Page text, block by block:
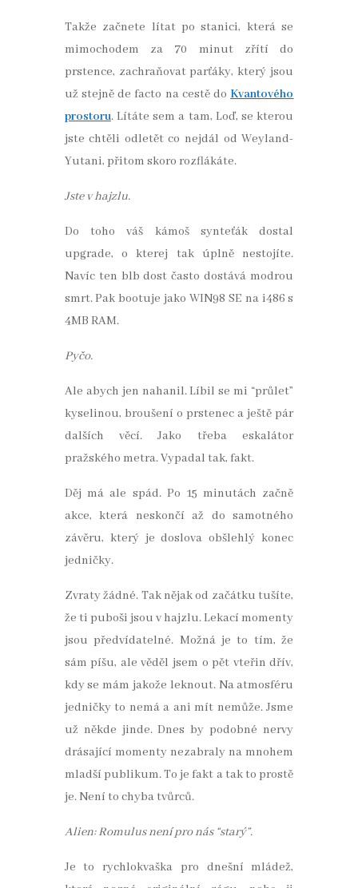
Takže začnete lítat po stanici, která se
mimochodem za 70 minut zřítí do
prstence, zachraňovat parťáky, který jsou
už stejně de facto na cestě doKvantového
prostoru. Lítáte sem a tam, Loď, se kterou
jste chtěli odletět co nejdál od Weyland-
Yutani, přitom skoro rozflákáte.
Jste v hajzlu.
Do toho váš kámoš synteťák dostal
upgrade, o kterej tak úplně nestojíte.
Navíc ten blb dost často dostává modrou
smrt. Pak bootuje jako WIN98 SE na i486 s
4MB RAM.
Pyčo.
Ale abych jen nahanil. Líbil se mi “průlet”
kyselinou, broušení o prstenec a ještě pár
dalších věcí. Jako třeba eskalátor
pražského metra. Vypadal tak, fakt.
Děj má ale spád. Po 15 minutách začně
akce, která neskončí až do samotného
závěru, který je doslova obšlehlý konec
jedničky.
Zvraty žádné. Tak nějak od začátku tušíte,
že ti puboši jsou v hajzlu. Lekací momenty
jsou předvídatelné. Možná je to tím, že
sám píšu, ale věděl jsem o pět vteřin dřív,
kdy se mám jakože leknout. Na atmosféru
jedničky to nemá a ani mít nemůže. Jsme
už někde jinde. Dnes by podobné nervy
drásající momenty nezabraly na mnohem
mladší publikum. To je fakt a tak to prostě
je. Není to chyba tvůrců.
Alien: Romulus není pro nás “starý”.
Je to rychlokvaška pro dnešní mládež,